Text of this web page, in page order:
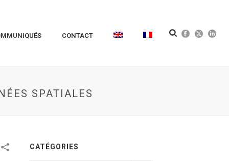
CONTACT
SPATIALES
CATÉGORIES